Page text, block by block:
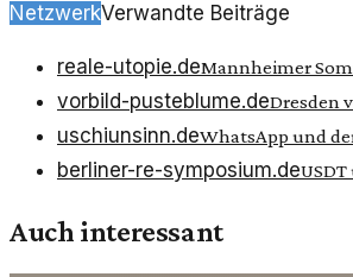
NetzwerkVerwandte Beiträge
reale-utopie.deMannheimer
vorbild-pusteblume.deDresden
uschiunsinn.deWhatsApp und
berliner-re-symposium.de
Auch interessant